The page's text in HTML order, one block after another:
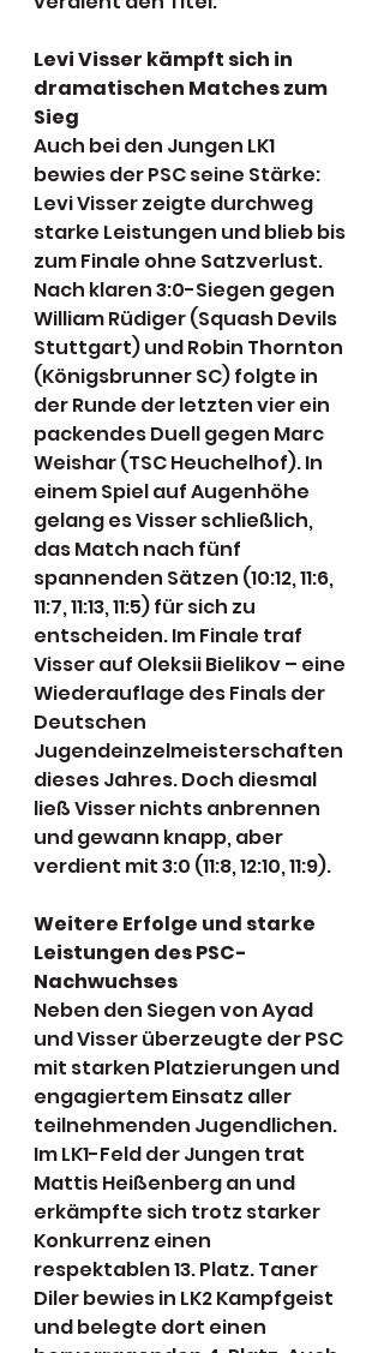
Levi Visser kämpft sich in
dramatischen Matches zum
Sieg
Auch bei den Jungen LK1
bewies der PSC seine Stärke:
Levi Visser zeigte durchweg
starke Leistungen und blieb bis
zum Finale ohne Satzverlust.
Nach klaren 3:0-Siegen gegen
William Rüdiger (Squash Devils
Stuttgart) und Robin Thornton
(Königsbrunner SC) folgte in
der Runde der letzten vier ein
packendes Duell gegen Marc
Weishar (TSC Heuchelhof). In
einem Spiel auf Augenhöhe
gelang es Visser schließlich,
das Match nach fünf
spannenden Sätzen (10:12, 11:6,
11:7, 11:13, 11:5) für sich zu
entscheiden. Im Finale traf
Visser auf Oleksii Bielikov – eine
Wiederauflage des Finals der
Deutschen
Jugendeinzelmeisterschaften
dieses Jahres. Doch diesmal
ließ Visser nichts anbrennen
und gewann knapp, aber
verdient mit 3:0 (11:8, 12:10, 11:9).
Weitere Erfolge und starke
Leistungen des PSC-
Nachwuchses
Neben den Siegen von Ayad
und Visser überzeugte der PSC
mit starken Platzierungen und
engagiertem Einsatz aller
teilnehmenden Jugendlichen.
Im LK1-Feld der Jungen trat
Mattis Heißenberg an und
erkämpfte sich trotz starker
Konkurrenz einen
respektablen 13. Platz. Taner
Diler bewies in LK2 Kampfgeist
und belegte dort einen